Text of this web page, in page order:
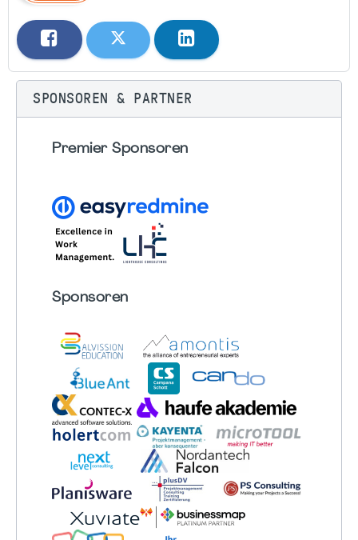
SPONSOREN & PARTNER
Premier Sponsoren
Sponsoren